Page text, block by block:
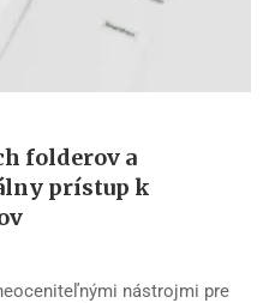
folderov a
prístup k
nástrojmi pre